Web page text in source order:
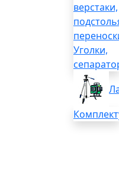
верстаки,
Уголки,